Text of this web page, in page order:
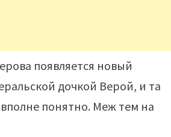
появляется новый
дочкой Верой, и та
вполне понятно. Меж тем на